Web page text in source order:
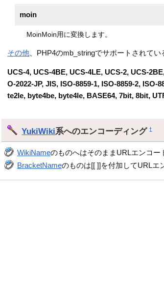
moin
MoinMoin用に変換します。
その他 、PHP4のmb_stringでサポートされて
UCS-4, UCS-4BE, UCS-4LE, UCS-2, UCS-
O-2022-JP, JIS, ISO-8859-1, ISO-8859-2, ISO-
te2le, byte4be, byte4le, BASE64, 7bit, 8bit,
YukiWiki系へのエンコーディング†
WikiNameのものへはそのままURLエンコー
BracketNameのものは[[ ]]を付加してURLエ